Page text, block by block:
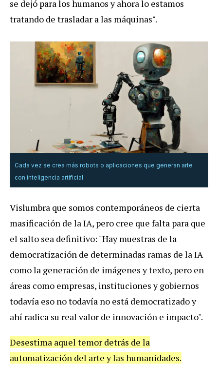
se dejó para los humanos y ahora lo estamos
tratando de trasladar a las máquinas".
Cada vez se crea más robots o aplicaciones que generan arte
con inteligencia artificial
Vislumbra que somos contemporáneos de cierta
masificación de la IA, pero cree que falta para que
el salto sea definitivo: "Hay muestras de la
democratización de determinadas ramas de la IA
como la generación de imágenes y texto, pero en
áreas como empresas, instituciones y gobiernos
todavía eso no todavía no está democratizado y
ahí radica su real valor de innovación e impacto".
Desestima aquel temor detrás de la
automatización del arte y las humanidades.